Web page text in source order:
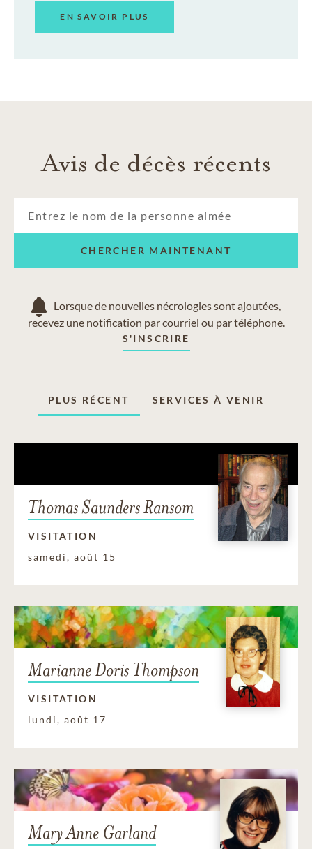
EN SAVOIR PLUS
Avis de décès récents
CHERCHER MAINTENANT
Lorsque de nouvelles nécrologies sont ajoutées,
recevez une notification par courriel ou par téléphone.
S'INSCRIRE
PLUS RÉCENT SERVICES À VENIR
Thomas Saunders Ransom
VISITATION
samedi, août 15
Marianne Doris Thompson
VISITATION
lundi, août 17
Mary Anne Garland